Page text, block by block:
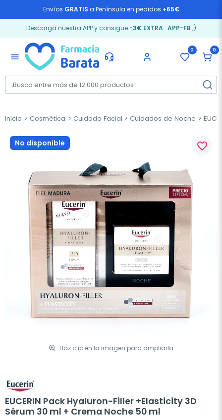
Envíos GRATIS a Península en pedidos +65€
Descarga nuestra APP y consigue -3€ EXTRA: APP-FB ;)
menu
0 0
Inicio Cosmética Cuidado Facial Cuidados de Noche
No disponible
Haz clic en la imagen para ampliarla
favorite_border
EUCERIN Pack Hyaluron-Filler +Elasticity 3D
Sérum 30 ml + Crema Noche 50 ml